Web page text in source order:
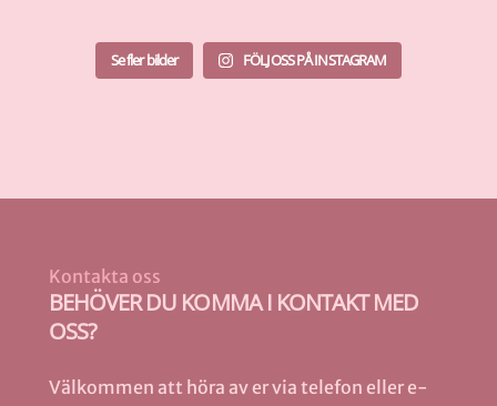
Se fler bilder FÖLJ OSS PÅ INSTAGRAM
Kontakta oss
BEHÖVER DU KOMMA I KONTAKT MED
OSS?
Välkommen att höra av er via telefon eller e-